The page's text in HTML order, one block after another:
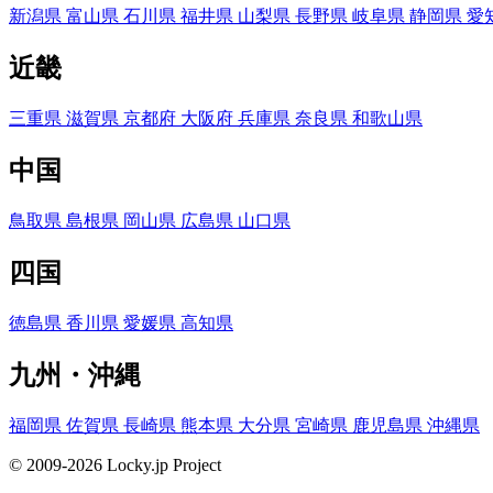
新潟県 富山県 石川県 福井県 山梨県 長野県 岐阜県 静岡県 愛
近畿
三重県 滋賀県 京都府 大阪府 兵庫県 奈良県 和歌山県
中国
鳥取県 島根県 岡山県 広島県 山口県
四国
徳島県 香川県 愛媛県 高知県
九州・沖縄
福岡県 佐賀県 長崎県 熊本県 大分県 宮崎県 鹿児島県 沖縄県
© 2009-2026 Locky.jp Project